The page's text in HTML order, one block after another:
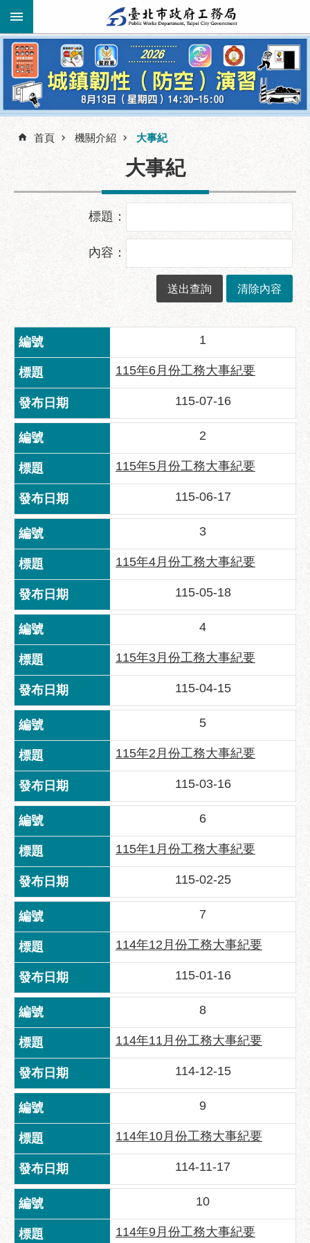
跳到主要內容區塊
進
階
搜
公
告
資
訊
服
關
務
資
訊
政
府
資
訊
公
開
優
良
事
蹟
音
專
區
性
別
主
流
化
性
騷
擾
防
治
廉
政
園
地
便
民
服
務
道
路
挖
掘
資
訊
聯
合
發
包
中
心
獎
勵
補
首頁 機關介紹 大事紀
大事紀
標題：
內容：
1
115年6月份工務大事紀要
115-07-16
2
115年5月份工務大事紀要
115-06-17
3
115年4月份工務大事紀要
115-05-18
4
115年3月份工務大事紀要
115-04-15
5
115年2月份工務大事紀要
115-03-16
6
115年1月份工務大事紀要
115-02-25
7
114年12月份工務大事紀要
115-01-16
8
114年11月份工務大事紀要
114-12-15
9
114年10月份工務大事紀要
114-11-17
10
114年9月份工務大事紀要